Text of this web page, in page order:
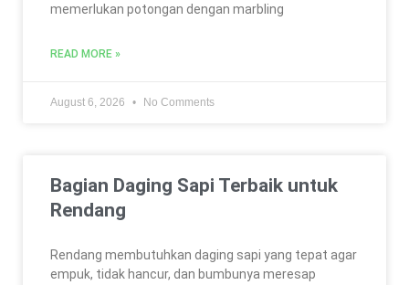
memerlukan potongan dengan marbling
READ MORE »
August 6, 2026 No Comments
Bagian Daging Sapi Terbaik untuk
Rendang
Rendang membutuhkan daging sapi yang tepat agar
empuk, tidak hancur, dan bumbunya meresap